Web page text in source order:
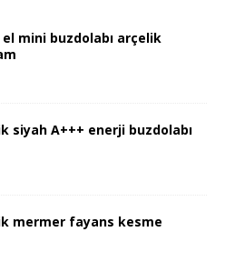
mini buzdolabı arçelik
siyah A+++ enerji buzdolabı
mermer fayans kesme